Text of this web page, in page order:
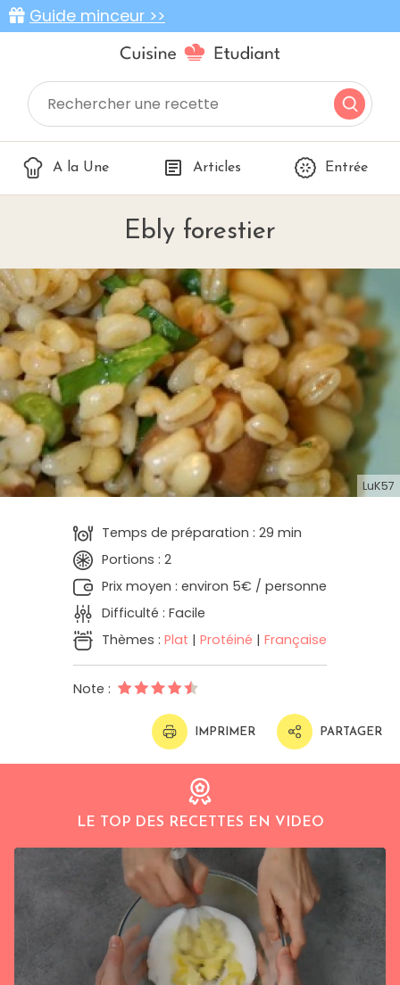
Guide minceur >>
A la Une Articles Entrée
Ebly forestier
LuK57
Temps de préparation : 29 min
Portions : 2
Prix moyen : environ 5€ / personne
Difficulté : Facile
Thèmes : Plat | Protéiné | Française
Note :
IMPRIMER PARTAGER
LE TOP DES RECETTES EN VIDEO